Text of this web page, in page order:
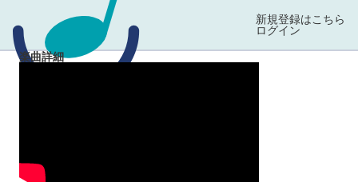
新規登録はこちら
ログイン
楽曲詳細